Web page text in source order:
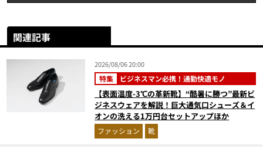
関連記事
2026/08/06 20:00
特集 ビジネスマン必携！通勤快適モノ
【表面温度-3℃の革新靴】“酷暑に勝つ”最新ビ
ジネスウェアを解説！巨大通気口シューズ＆イ
オンの洗える1万円台セットアップほか
ファッション 靴